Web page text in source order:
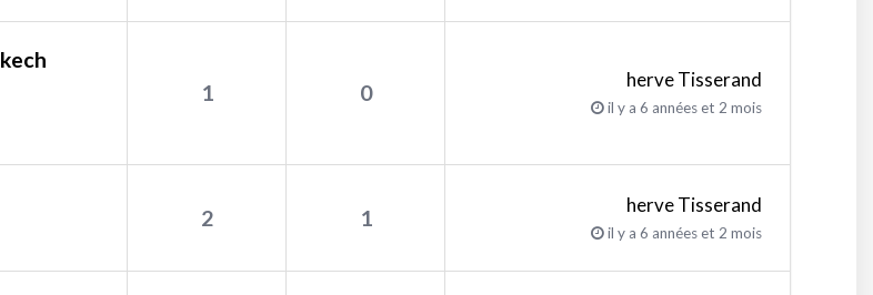
1 0
herve Tisserand
il y a 6 années et 2 mois
2 1
herve Tisserand
il y a 6 années et 2 mois